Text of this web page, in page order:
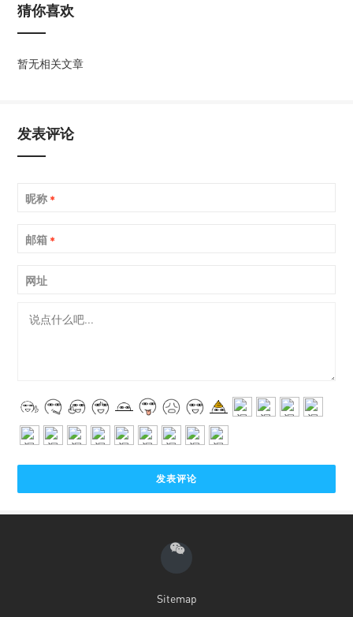
猜你喜欢
暂无相关文章
发表评论
昵称 *
邮箱 *
网址
Sitemap